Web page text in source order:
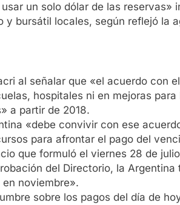
un solo dólar de las
bursátil locales, según reflejó la
al señalar que «el acuerdo con
hospitales ni en mejoras
a partir de 2018.
«debe convivir con ese
para afrontar el pago del
que formuló el viernes 28 de
del Directorio, la
noviembre».
sobre los pagos del día de